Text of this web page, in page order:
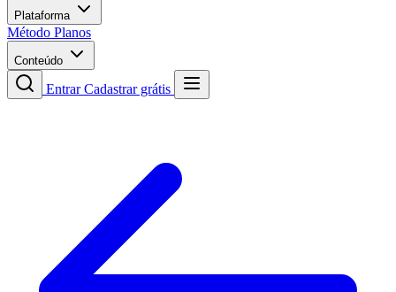
Plataforma
Método Planos
Conteúdo
EntrarCadastrar grátis